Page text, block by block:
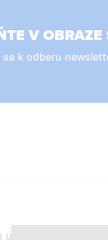
V
sa k odberu